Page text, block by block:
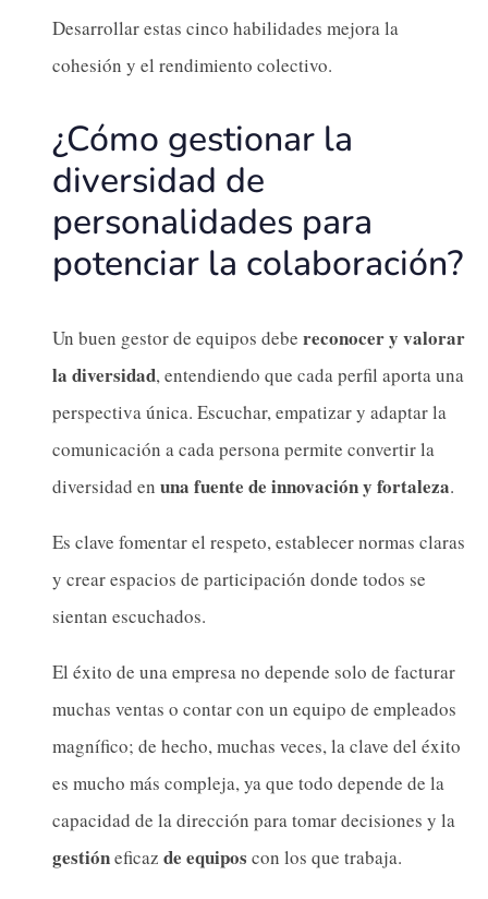
Desarrollar estas cinco habilidades mejora la
cohesión y el rendimiento colectivo.
¿Cómo gestionar la
diversidad de
personalidades para
potenciar la colaboración?
Un buen gestor de equipos debe reconocer y valorar
la diversidad, entendiendo que cada perfil aporta una
perspectiva única. Escuchar, empatizar y adaptar la
comunicación a cada persona permite convertir la
diversidad en una fuente de innovación y fortaleza.
Es clave fomentar el respeto, establecer normas claras
y crear espacios de participación donde todos se
sientan escuchados.
El éxito de una empresa no depende solo de facturar
muchas ventas o contar con un equipo de empleados
magnífico; de hecho, muchas veces, la clave del éxito
es mucho más compleja, ya que todo depende de la
capacidad de la dirección para tomar decisiones y la
gestióneficaz de equipos con los que trabaja.